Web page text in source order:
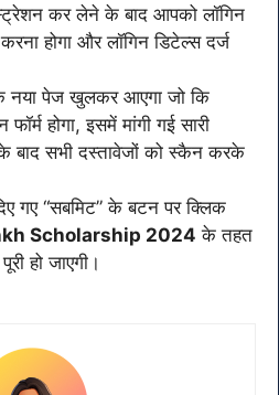
कर लेने के बाद आपको लॉगिन
होगा और लॉगिन डिटेल्स दर्ज
नया पेज खुलकर आएगा जो कि
होगा, इसमें मांगी गई सारी
बाद सभी दस्तावेजों को स्कैन करके
गए “सबमिट” के बटन पर क्लिक
Scholarship 2024 के तहत
हो जाएगी।